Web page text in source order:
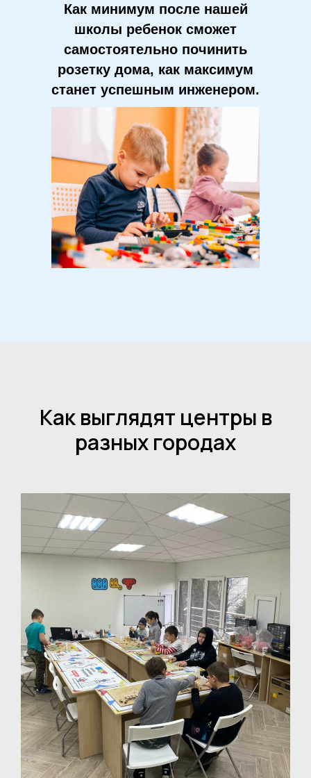
Как минимум после нашей
школы ребенок сможет
самостоятельно починить
розетку дома, как максимум
станет успешным инженером.
Как выглядят центры в
разных городах